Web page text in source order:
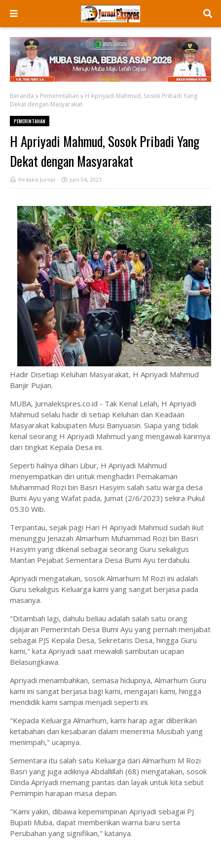
Beranda Pemerintahan
H Apriyadi Mahmud, Sosok Pribadi Yang
Dekat dengan Masyarakat
PEMERINTAHAN
H Apriyadi Mahmud, Sosok Pribadi Yang
Dekat dengan Masyarakat
Redaksi Jurnal Juni 04, 2023
Hadir Disetiap Keluhan Masyarakat, H Apriyadi Mahmud
Banjir Pujian.
MUBA, Jurnalekspres.co.id - Tak Kenal Lelah, H Apriyadi
Mahmud selalu hadir di setiap Keluhan dan Keadaan
Masyarakat kabupaten Musi Banyuasin. Siapa yang tidak
kenal seorang H Apriyadi Mahmud yang mengawali karirnya
dari tingkat Kepala Desa ini.
Seperti halnya dihari Libur, H Apriyadi Mahmud
menyempatkan diri untuk menghadiri Pemakaman
Muhammad Rozi bin Basri Hasyim salah satu warga desa
Bumi Ayu yang Wafat pada, Jumat (2/6/2023) sekira Pukul
05.30 Wib.
Terpantau, sejak pagi Hari H Apriyadi Mahmud sudah ikut
menunggu Jenazah Almarhum Muhammad Rozi bin Basri
Hasyim yang dikenal sebagai seorang Guru sekaligus
Mantan Pejabat Sementara Desa Bumi Ayu terdahulu.
Apriyadi mengatakan, sosok Almarhum M Rozi ini adalah
Guru sekaligus Keluarga kami yang sangat berjasa pada
masanya.
"Ditambah lagi, dahulu beliau adalah salah satu orang
dijajaran Pemerintah Desa Bumi Ayu yang pernah menjabat
sebagai PJS Kepala Desa, Sekretaris Desa, hingga Guru
kami," kata Apriyadi saat mewakili sambutan ucapan
Belasungkawa.
Apriyadi menambahkan, semasa hidupnya, Almarhum Guru
kami ini sangat berjasa bagi kami, mengajari kami, hingga
mendidik kami sampai menjadi seperti ini.
"Kepada Keluarga Almarhum, kami harap agar diberikan
ketabahan dan kesabaran dalam menerima Musibah yang
menimpah," ucapnya.
Sementara itu salah satu Keluarga dari Almarhum M Rozi
Basri yang juga adiknya Abdallillah (68) mengatakan, sosok
Dinda Apriyadi memang pantas dan layak untuk kita sebut
Pemimpin harapan masa depan.
"Kami yakin, dibawa kepemimpinan Apriyadi sebagai PJ
Bupati Muba, dapat memberikan warna baru serta
Perubahan yang signifikan," katanya.